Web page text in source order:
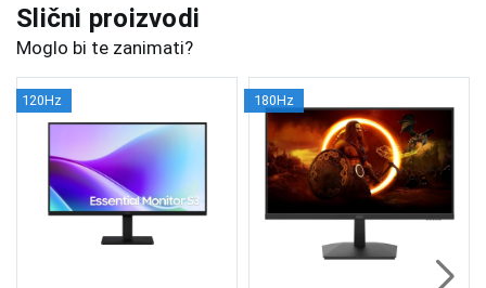
Slični proizvodi
Moglo bi te zanimati?
120Hz 180Hz